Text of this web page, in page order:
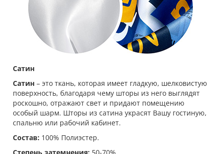
Сатин
Сатин – это ткань, которая имеет гладкую, шелковистую
поверхность, благодаря чему шторы из него выглядят
роскошно, отражают свет и придают помещению
особый шарм. Шторы из сатина украсят Вашу гостиную,
спальню или рабочий кабинет.
Состав: 100% Полиэстер.